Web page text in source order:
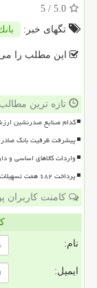
5.0
/ 5
تگهای خبر:
این مطلب را
تازه ترین
کدام صنایع صدرنشین ارزش
پیشرفت ظرفیت بانک
واردات کالاهای اساسی و
پرداخت ۶۸۲ همت تسهیلات به خانوار طی بهار ۱۴۰۵
کامنت
نام:
ایمیل: